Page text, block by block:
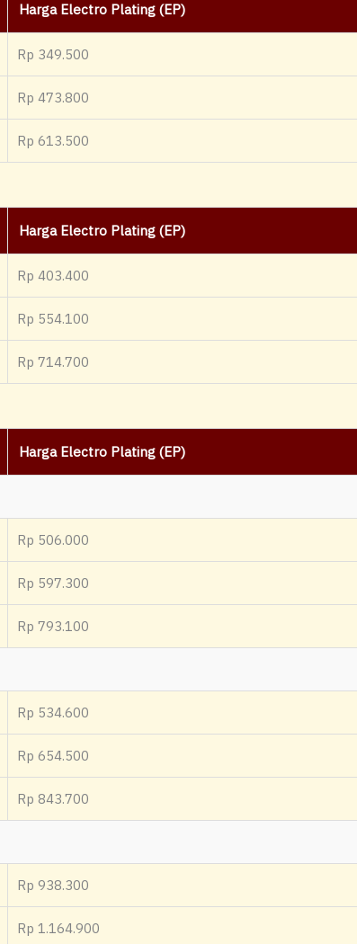
Harga Electro Plating (EP)
Rp 349.500
Rp 473.800
Rp 613.500
Harga Electro Plating (EP)
Rp 403.400
Rp 554.100
Rp 714.700
Harga Electro Plating (EP)
Rp 506.000
Rp 597.300
Rp 793.100
Rp 534.600
Rp 654.500
Rp 843.700
Rp 938.300
Rp 1.164.900